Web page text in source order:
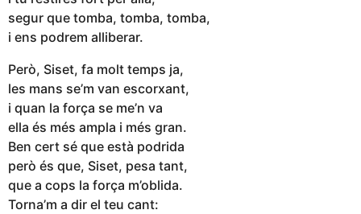
segur que tomba, tomba, tomba,
i ens podrem alliberar.
Però, Siset, fa molt temps ja,
les mans se’m van escorxant,
i quan la força se me’n va
ella és més ampla i més gran.
Ben cert sé que està podrida
però és que, Siset, pesa tant,
que a cops la força m’oblida.
Torna’m a dir el teu cant: